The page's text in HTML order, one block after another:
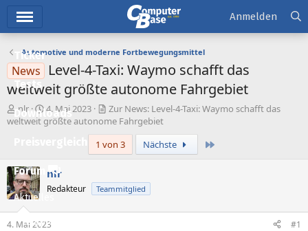
Ticker
Tests
Downloads
Forum
Aktuelles
Empfohlene Inhalte
Anmelden
Automotive und moderne Fortbewegungsmittel
News
Level-4-Taxi: Waymo schafft das
weltweit größte autonome Fahrgebiet
E
r
l
l
e
r
nlr
E
r
t
m
4. Mai 2023
Zur News: Level-4-Taxi: Waymo schafft das
weltweit größte autonome Fahrgebiet
1 von 3
Nächste
nlr
Redakteur Teammitglied
4. Mai 2023 #1